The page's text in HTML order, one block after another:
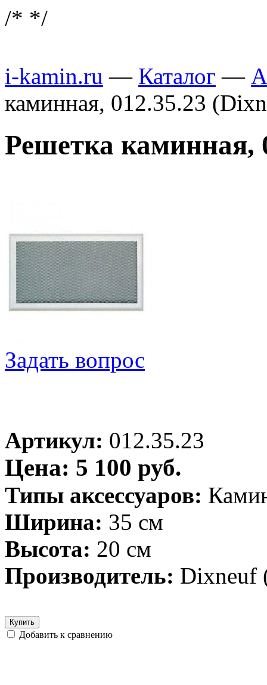
/* */
i-kamin.ru — Каталог —
каминная, 012.35.23
Решетка каминная,
Задать вопрос
Артикул: 012.35.23
Цена: 5 100 руб.
Типы аксессуаров:
Ширина: 35 см
Высота: 20 см
Производитель: Dixneuf
Купить
Добавить к сравнению